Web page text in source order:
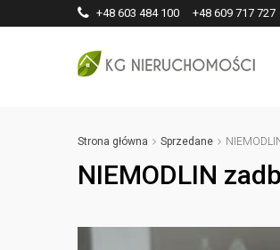
+48 603 484 100 +48 609 717 727
Strona główna Sprzedane
NIEMODLIN